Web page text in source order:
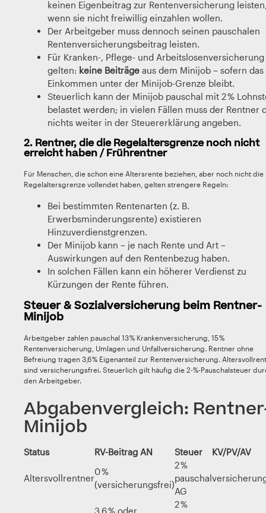
keinen Eigenbeitrag zur Rentenversicherung
wenn sie nicht freiwillig einzahlen wollen.
Der Arbeitgeber muss dennoch seinen pauschalen
Rentenversicherungsbeitrag leisten.
Für Kranken-, Pflege- und Arbeitslosenversicherung
gelten: keine Beiträge aus dem Minijob – sofern das
Einkommen unter der Minijob-Grenze bleibt.
Steuerlich kann der Minijob pauschal mit 2 %
belastet werden; in vielen Fällen muss der Rentner
nichts weiter in der Steuererklärung angeben.
2. Rentner, die die Regelaltersgrenze noch nicht
erreicht haben / Frührentner
Für Menschen, die schon eine Altersrente beziehen, aber noch nicht die
Regelaltersgrenze vollendet haben, gelten strengere Regeln:
Bei bestimmten Rentenarten (z. B.
Erwerbsminderungsrente) existieren
Hinzuverdienstgrenzen.
Der Minijob kann – je nach Rente und Art –
Auswirkungen auf den Rentenbezug haben.
In solchen Fällen kann ein höherer Verdienst zu
Kürzungen der Rente führen.
Steuer & Sozialversicherung beim Rentner-
Minijob
Arbeitgeber zahlen pauschal 13 % Krankenversicherung, 15 %
Rentenversicherung, Umlagen und Unfallversicherung. Rentner ohne
Befreiung tragen 3,6 % Eigenanteil zur Rentenversicherung.
sind versicherungsfrei. Steuerlich gilt häufig die 2-%-Pauschalsteuer
den Arbeitgeber.
Abgabenvergleich:
Minijob
Status RV-Beitrag AN Steuer KV/PV/AV
Altersvollrentner
0 %
(versicherungsfrei)
2 %
pauschal
AG
3,6 % oder
2 %